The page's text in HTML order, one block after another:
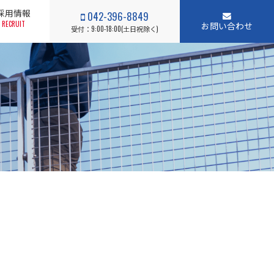
用情報
RECRUIT 042-396-8849
受付：9:00-18:00(土日祝除く) お問い合わせ